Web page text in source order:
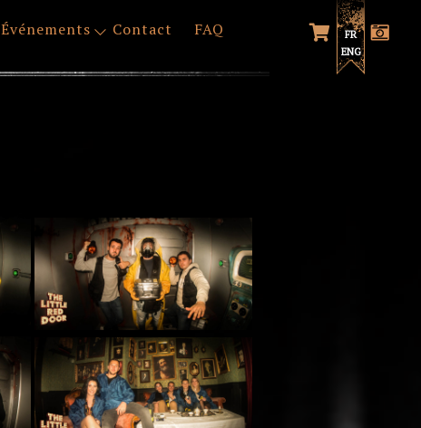
Événements Contact FAQ
FR
ENG